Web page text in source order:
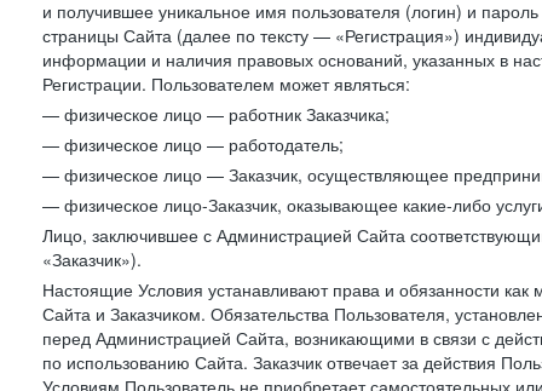
и получившее уникальное имя пользователя (логин) и
страницы Сайта (далее по тексту — «Регистрация»)
информации и наличия правовых оснований, указанных в
Регистрации. Пользователем может являться:
— физическое лицо — работник Заказчика;
— физическое лицо — работодатель;
— физическое лицо — Заказчик, осуществляющее
— физическое лицо-Заказчик, оказывающее какие-либо
Лицо, заключившее с Администрацией Сайта
«Заказчик»).
Настоящие Условия устанавливают права и обязанности
Сайта и Заказчиком. Обязательства Пользователя,
перед Администрацией Сайта, возникающими в связи с
по использованию Сайта. Заказчик отвечает за действия
Условиям Пользователь не приобретает самостоятельных